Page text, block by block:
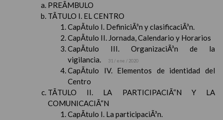
PREÃMBULO
TÃTULO I. EL CENTRO
CapÃ­tulo I. DefiniciÃ³n y clasificaciÃ³n.
CapÃ­tulo II. Jornada, Calendario y Horarios
CapÃ­tulo III. OrganizaciÃ³n de la
vigilancia.
31 / ene / 2020
CapÃ­tulo IV. Elementos de identidad del
Centro
TÃTULO II. LA PARTICIPACIÃ“N Y LA
COMUNICACIÃ“N
CapÃ­tulo I. La participaciÃ³n.